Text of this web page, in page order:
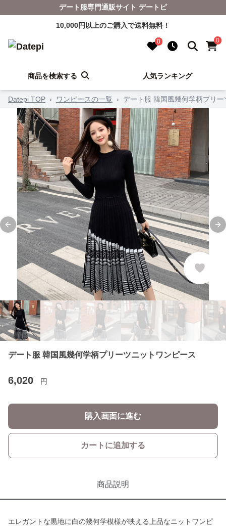
デート服専門通販サイト デートピ
10,000円以上のご購入で送料無料！
0 0
商品を検索する 人気ランキング
Datepi TOP › ワンピースの一覧 › デート服 韓国風幾何学柄プリ
Previous slide
デート服 韓国風幾何学柄プリーツニットワンピース
6,020 円
購入画面に進む
カートに追加する
商品説明
エレガントな黒地に白の幾何学模様が映える上品なニットワンピ